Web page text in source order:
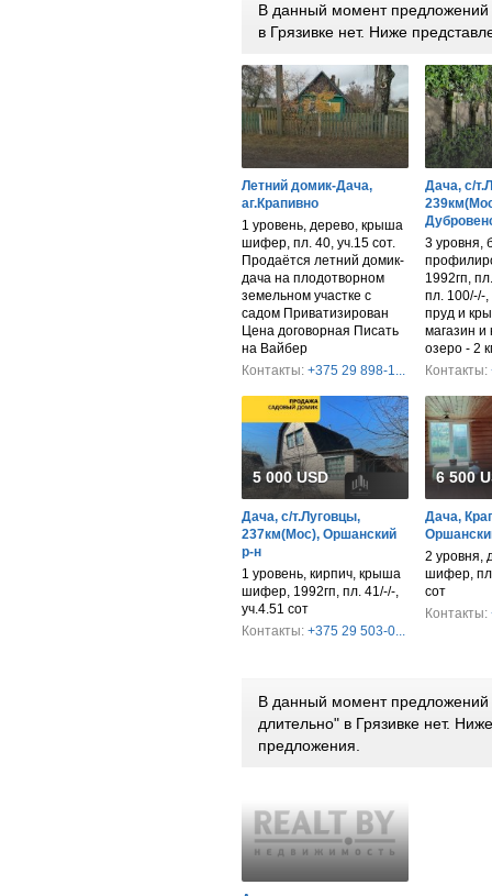
В данный момент предложений
в Грязивке нет. Ниже
Летний домик-Дача,
аг.Крапивно
1 уровень, дерево, крыша
шифер, пл. 40, уч.15 сот.
Продаётся летний домик-
дача на плодотворном
земельном участке с
садом Приватизирован
Цена договорная Писать
на Вайбер
Контакты: +375 29 898-1...
Дача, с/
3 уровня,
1992гп,
пл. 100/-/-,
пруд и
магазин и
озеро - 2
Контакты:
5 000 USD
Дача, с/т.Луговцы,
237км(Мос), Оршанский
р-н
1 уровень, кирпич, крыша
шифер, 1992гп, пл. 41/-/-,
уч.4.51 сот
Контакты: +375 29 503-0...
6 500
Дача,
2 уровня,
шифер,
сот
Контакты:
В данный момент
длительно" в Грязивке нет.
предложения.